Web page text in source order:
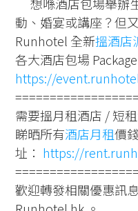
想喺酒店包場舉辦
動、婚宴或講座？但
Runhotel 全新搵酒店
各大酒店包場 Package
https://
需要搵月租酒店 / 短
睇晒所有酒店月租價
址： https://
歡迎轉發相關優惠訊